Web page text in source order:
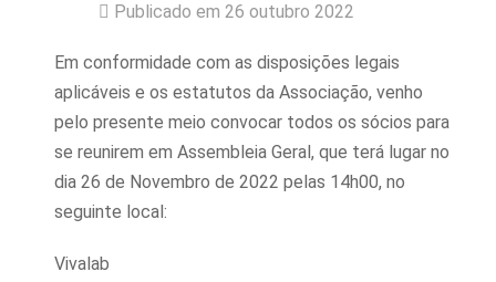
Publicado em 26 outubro 2022
Em conformidade com as disposições legais
aplicáveis e os estatutos da Associação, venho
pelo presente meio convocar todos os sócios para
se reunirem em Assembleia Geral, que terá lugar no
dia 26 de Novembro de 2022 pelas 14h00, no
seguinte local:
Vivalab